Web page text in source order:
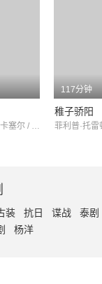
卡门·毛拉 / 让-皮埃尔·卡塞尔 / 迪迪埃·贝扎斯
117分钟
稚子骄阳
装 抗日 谍战
泰剧
杨洋